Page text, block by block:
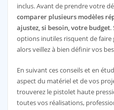
inclus. Avant de prendre votre
comparer plusieurs modèles
ajustez, si besoin, votre budget.
options inutiles risquent de
alors veillez à bien définir vos
En suivant ces conseils et en
aspect du matériel et de vos
trouverez le pistolet haute
toutes vos réalisations,